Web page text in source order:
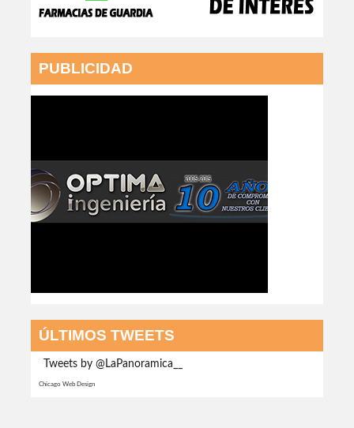
PUBLICIDAD
ÚLTIMOS TWEETS
Tweets by @LaPanoramica__
Chicago Web Design